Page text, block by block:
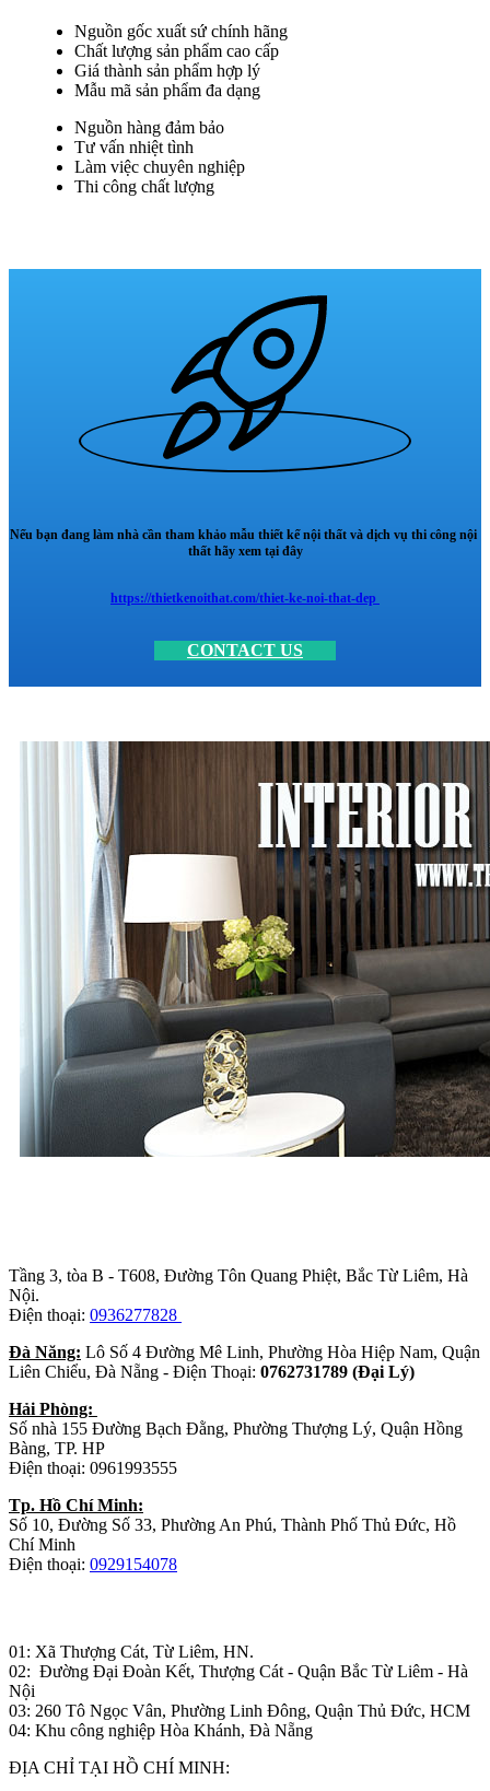
Nguồn gốc xuất sứ chính hãng
Chất lượng sản phẩm cao cấp
Giá thành sản phẩm hợp lý
Mẫu mã sản phẩm đa dạng
Nguồn hàng đảm bảo
Tư vấn nhiệt tình
Làm việc chuyên nghiệp
Thi công chất lượng
Nếu bạn đang làm nhà cần tham khảo mẫu thiết kế nội thất và dịch vụ thi công nội
thất hãy xem tại đây
https://thietkenoithat.com/thiet-ke-noi-that-dep
CONTACT US
Tầng 3, tòa B - T608, Đường Tôn Quang Phiệt, Bắc Từ Liêm, Hà
Nội.
Điện thoại: 0936277828
Đà Năng: Lô Số 4 Đường Mê Linh, Phường Hòa Hiệp Nam, Quận
Liên Chiểu, Đà Nẵng - Điện Thoại: 0762731789 (Đại Lý)
Hải Phòng:
Số nhà 155 Đường Bạch Đằng, Phường Thượng Lý, Quận Hồng
Bàng, TP. HP
Điện thoại: 0961993555
Tp. Hồ Chí Minh:
Số 10, Đường Số 33, Phường An Phú, Thành Phố Thủ Đức, Hồ
Chí Minh
Điện thoại: 0929154078
01: Xã Thượng Cát, Từ Liêm, HN.
02: Đường Đại Đoàn Kết, Thượng Cát - Quận Bắc Từ Liêm - Hà
Nội
03: 260 Tô Ngọc Vân, Phường Linh Đông, Quận Thủ Đức, HCM
04: Khu công nghiệp Hòa Khánh, Đà Nẵng
ĐỊA CHỈ TẠI HỒ CHÍ MINH: